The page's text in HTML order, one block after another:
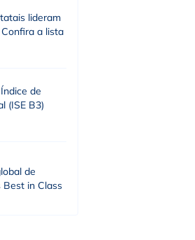
lideram
a lista
de
(ISE B3)
de
Best in Class